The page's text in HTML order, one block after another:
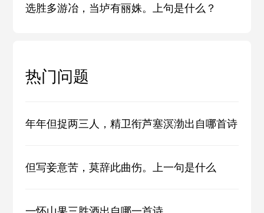
选胜多游冶，当垆有丽姝。上句是什么？
热门问题
年年但捉两三人，精卫衔芦塞溟渤出自哪首诗
但写妾意苦，莫辞此曲伤。上一句是什么